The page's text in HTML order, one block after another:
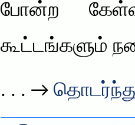
போன்ற
கூட்டங்களும்
. . . →